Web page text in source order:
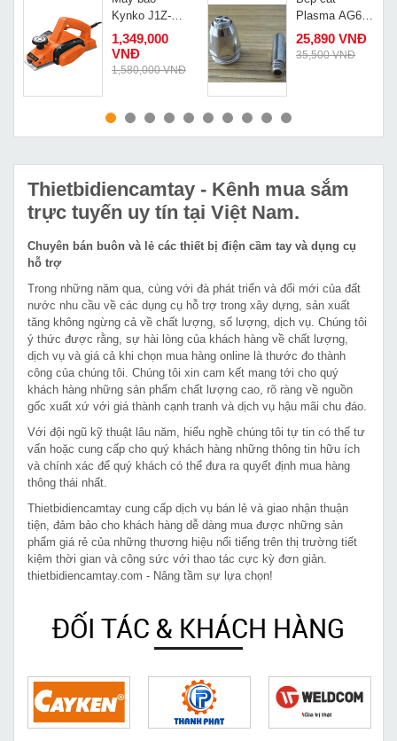
MUA NGAY
Kynko J1Z-
KD48-82
1,349,000
VNĐ
1,580,000 VNĐ
MUA NGAY
Plasma AG60
Black wolf
25,890 VNĐ
35,500 VNĐ
Thietbidiencamtay - Kênh mua sắm
trực tuyến uy tín tại Việt Nam.
Chuyên bán buôn và lẻ các thiết bị điện cầm tay và dụng cụ
hỗ trợ
Trong những năm qua, cùng với đà phát triển và đổi mới của đất
nước nhu cầu về các dụng cụ hỗ trợ trong xây dựng, sản xuất
tăng không ngừng cả về chất lượng, số lượng, dịch vụ. Chúng tôi
ý thức được rằng, sự hài lòng của khách hàng về chất lượng,
dịch vụ và giá cả khi chọn mua hàng online là thước đo thành
công của chúng tôi. Chúng tôi xin cam kết mang tới cho quý
khách hàng những sản phẩm chất lượng cao, rõ ràng về nguồn
gốc xuất xứ với giá thành cạnh tranh và dịch vụ hậu mãi chu đáo.
Với đội ngũ kỹ thuật lâu năm, hiểu nghề chúng tôi tự tin có thể tư
vấn hoặc cung cấp cho quý khách hàng những thông tin hữu ích
và chính xác để quý khách có thể đưa ra quyết định mua hàng
thông thái nhất.
Thietbidiencamtay cung cấp dịch vụ bán lẻ và giao nhận thuận
tiện, đảm bảo cho khách hàng dễ dàng mua được những sản
phẩm giá rẻ của những thương hiệu nổi tiếng trên thị trường tiết
kiệm thời gian và công sức với thao tác cực kỳ đơn giản.
thietbidiencamtay.com - Nâng tầm sự lựa chọn!
ĐỐI TÁC & KHÁCH HÀNG